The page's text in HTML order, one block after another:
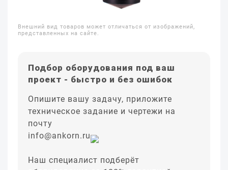
Внешний вид товаров может отличаться от изображений,
представленных на сайте.
Подбор оборудования под ваш
проект - быстро и без ошибок
Опишите вашу задачу, приложите
техническое задание и чертежи на
почту
info@ankorn.ru
Наш специалист подберёт